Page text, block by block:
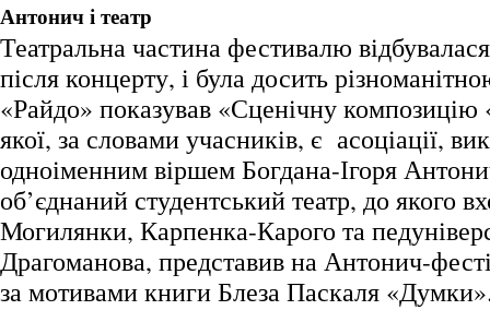
Антонич і театр
Театральна частина фестивалю
після концерту, і була досить
«Райдо» показував «Сценічну композицію
якої, за словами учасників, є асоціації,
одноіменним віршем Богдана-Ігоря
об’єднаний студентський театр, до якого
Могилянки, Карпенка-Карого та
Драгоманова, представив на Антонич-
за мотивами книги Блеза Паскаля